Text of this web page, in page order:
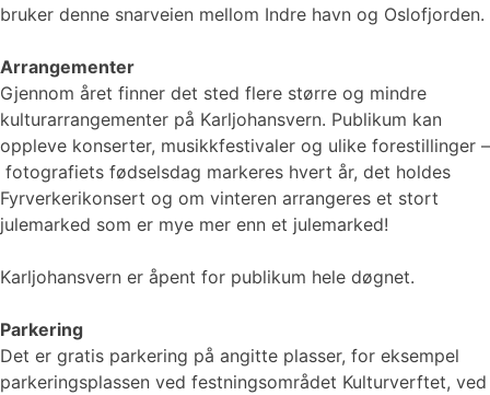
bruker denne snarveien mellom Indre havn og Oslofjorden.
Arrangementer
Gjennom året finner det sted flere større og mindre
kulturarrangementer på Karljohansvern. Publikum kan
oppleve konserter, musikkfestivaler og ulike forestillinger –
fotografiets fødselsdag markeres hvert år, det holdes
Fyrverkerikonsert og om vinteren arrangeres et stort
julemarked som er mye mer enn et julemarked!
Karljohansvern er åpent for publikum hele døgnet.
Parkering
Det er gratis parkering på angitte plasser, for eksempel
parkeringsplassen ved festningsområdet Kulturverftet, ved